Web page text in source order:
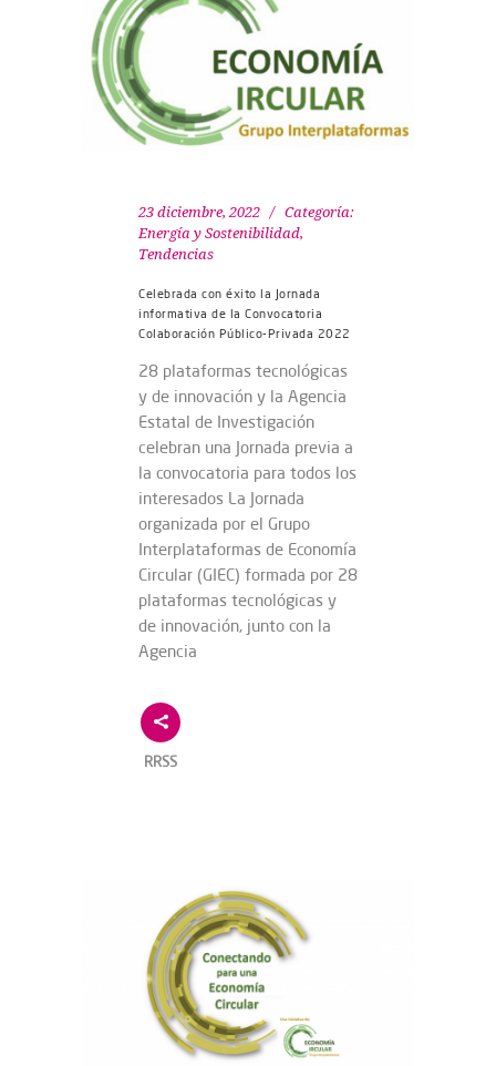
23 diciembre, 2022
Categoría:
Energía y Sostenibilidad,
Tendencias
Celebrada con éxito la Jornada
informativa de la Convocatoria
Colaboración Público-Privada 2022
28 plataformas tecnológicas
y de innovación y la Agencia
Estatal de Investigación
celebran una Jornada previa a
la convocatoria para todos los
interesados La Jornada
organizada por el Grupo
Interplataformas de Economía
Circular (GIEC) formada por 28
plataformas tecnológicas y
de innovación, junto con la
Agencia
RRSS